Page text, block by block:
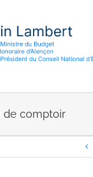
de comptoir